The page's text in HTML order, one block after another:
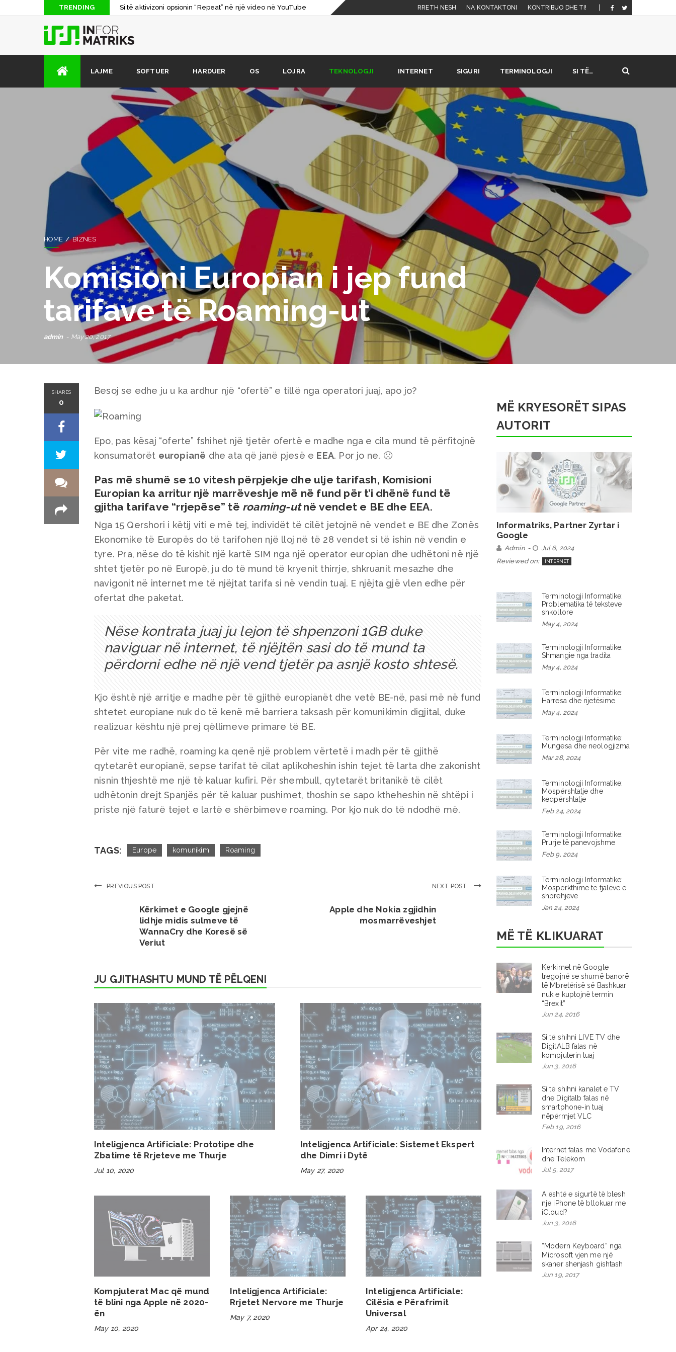
TRENDING
Si të aktivizoni opsionin “Repeat” në një video në YouTube
Shuhet në moshën 32 vjeçare Microsoft Paint…
RRETH NESH NA KONTAKTONI KONTRIBUO DHE TI!
LAJME SOFTUER HARDUER OS LOJRA TEKNOLOGJI INTERNET SIGURI TERMINOLOGJI SI TË…
HOME BIZNES
Komisioni Europian i jep fund
tarifave të Roaming-ut
admin May 20, 2017
SHARES
0
Besoj se edhe ju u ka ardhur një “ofertë” e tillë nga operatori juaj, apo jo?
Epo, pas kësaj “oferte” fshihet një tjetër ofertë e madhe nga e cila mund të përfitojnë
konsumatorët europianë dhe ata që janë pjesë e EEA. Por jo ne. 🙁
Pas më shumë se 10 vitesh përpjekje dhe ulje tarifash, Komisioni
Europian ka arritur një marrëveshje më në fund për t’i dhënë fund të
gjitha tarifave “rrjepëse” të roaming-utnë vendet e BE dhe EEA.
Nga 15 Qershori i këtij viti e më tej, individët të cilët jetojnë në vendet e BE dhe Zonës
Ekonomike të Europës do të tarifohen një lloj në të 28 vendet si të ishin në vendin e
tyre. Pra, nëse do të kishit një kartë SIM nga një operator europian dhe udhëtoni në një
shtet tjetër po në Europë, ju do të mund të kryenit thirrje, shkruanit mesazhe dhe
navigonit në internet me të njëjtat tarifa si në vendin tuaj. E njëjta gjë vlen edhe për
ofertat dhe paketat.
Nëse kontrata juaj ju lejon të shpenzoni 1GB duke
naviguar në internet, të njëjtën sasi do të mund ta
përdorni edhe në një vend tjetër pa asnjë kosto shtesë.
Kjo është një arritje e madhe për të gjithë europianët dhe vetë BE-në, pasi më në fund
shtetet europiane nuk do të kenë më barriera taksash për komunikimin digjital, duke
realizuar kështu një prej qëllimeve primare të BE.
Për vite me radhë, roaming ka qenë një problem vërtetë i madh për të gjithë
qytetarët europianë, sepse tarifat të cilat aplikoheshin ishin tejet të larta dhe zakonisht
nisnin thjeshtë me një të kaluar kufiri. Për shembull, qytetarët britanikë të cilët
udhëtonin drejt Spanjës për të kaluar pushimet, thoshin se sapo ktheheshin në shtëpi i
priste një faturë tejet e lartë e shërbimeve roaming. Por kjo nuk do të ndodhë më.
TAGS: Europe komunikim Roaming
PREVIOUS POST
Kërkimet e Google gjejnë
lidhje midis sulmeve të
WannaCry dhe Koresë së
Veriut
NEXT POST
Apple dhe Nokia zgjidhin
mosmarrëveshjet
JU GJITHASHTU MUND TË PËLQENI
Inteligjenca Artificiale: Prototipe dhe
Zbatime të Rrjeteve me Thurje
Jul 10, 2020
Inteligjenca Artificiale: Sistemet Ekspert
dhe Dimri i Dytë
May 27, 2020
Kompjuterat Mac që mund
të blini nga Apple në 2020-
ën
May 10, 2020
Inteligjenca Artificiale:
Rrjetet Nervore me Thurje
May 7, 2020
Inteligjenca Artificiale:
Cilësia e Përafrimit
Universal
Apr 24, 2020
MË KRYESORËT SIPAS
AUTORIT
Informatriks, Partner Zyrtar i
Google
Admin
Jul 6, 2024
Reviewed on:
INTERNET
Terminologji Informatike:
Problematika të teksteve
shkollore
May 4, 2024
Terminologji Informatike:
Shmangie nga tradita
May 4, 2024
Terminologji Informatike:
Harresa dhe rijetësime
May 4, 2024
Terminologji Informatike:
Mungesa dhe neologjizma
Mar 28, 2024
Terminologji Informatike:
Mospërshtatje dhe
keqpërshtatje
Feb 24, 2024
Terminologji Informatike:
Prurje të panevojshme
Feb 9, 2024
Terminologji Informatike:
Mospërkthime të fjalëve e
shprehjeve
Jan 24, 2024
MË TË KLIKUARAT
Kërkimet në Google
tregojnë se shumë banorë
të Mbretërisë së Bashkuar
nuk e kuptojnë termin
“Brexit”
Jun 24, 2016
Si të shihni LIVE TV dhe
DigitALB falas në
kompjuterin tuaj
Jun 3, 2016
Si të shihni kanalet e TV
dhe Digitalb falas në
smartphone-in tuaj
nëpërmjet VLC
Feb 19, 2016
Internet falas me Vodafone
dhe Telekom
Jul 5, 2017
A është e sigurtë të blesh
një iPhone të bllokuar me
iCloud?
Jun 3, 2016
“Modern Keyboard” nga
Microsoft vjen me një
skaner shenjash gishtash
Jun 19, 2017